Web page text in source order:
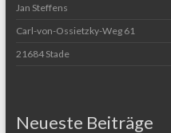
Jan Steffens
Carl-von-Ossietzky-Weg 61
21684 Stade
Neueste Beiträge